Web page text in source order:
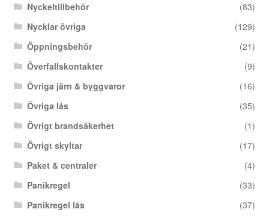
Nyckeltillbehör
(83)
Nycklar övriga
(129)
Öppningsbehör
(21)
Överfallskontakter
(9)
Övriga järn & byggvaror
(16)
Övriga lås
(35)
Övrigt brandsäkerhet
(1)
Övrigt skyltar
(17)
Paket & centraler
(4)
Panikregel
(33)
Panikregel lås
(37)